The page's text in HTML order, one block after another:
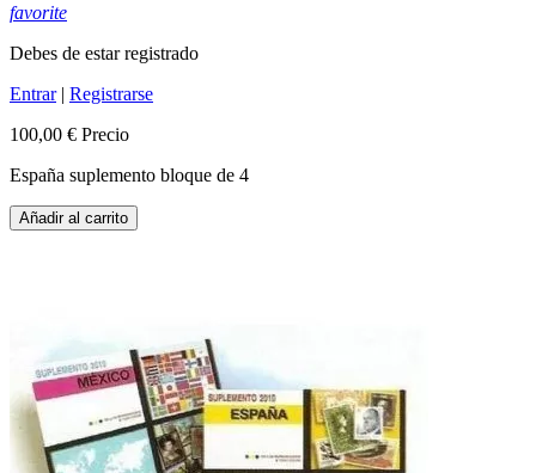
favorite
Debes de estar registrado
Entrar| Registrarse
100,00 € Precio
España suplemento bloque de 4
Añadir al carrito